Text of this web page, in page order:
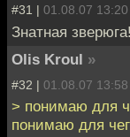
#31 | 01.08.07 13:20
Знатная
Olis Kroul »
#32 | 01.08.07 13:58
> понимаю для
понимаю для